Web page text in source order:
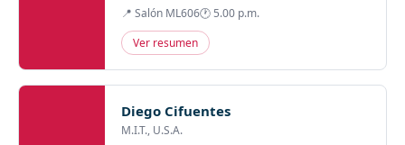
📍 Salón ML606🕐 5.00 p.m.
Ver resumen
Diego Cifuentes
M.I.T., U.S.A.